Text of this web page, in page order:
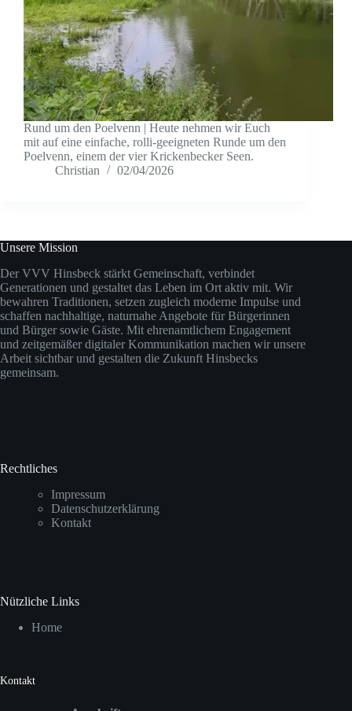
Rund um den Poelvenn | Heute nehmen wir Euch
mit auf eine einfache, rolli-geeigneten Runde um den
Poelvenn, einem der vier Krickenbecker Seen.
Christian
02/04/2026
Unsere Mission
Der VVV Hinsbeck stärkt Gemeinschaft, verbindet
Generationen und gestaltet das Leben im Ort aktiv mit. Wir
bewahren Traditionen, setzen zugleich moderne Impulse und
schaffen nachhaltige, naturnahe Angebote für Bürgerinnen
und Bürger sowie Gäste. Mit ehrenamtlichem Engagement
und zeitgemäßer digitaler Kommunikation machen wir unsere
Arbeit sichtbar und gestalten die Zukunft Hinsbecks
gemeinsam.
Rechtliches
Impressum
Datenschutzerklärung
Kontakt
Nützliche Links
Home
Kontakt